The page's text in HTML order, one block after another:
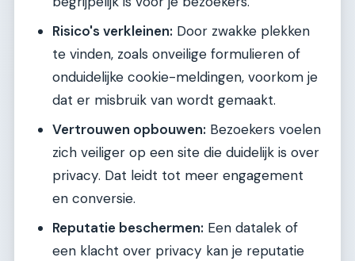
Risico's verkleinen: Door zwakke plekken
te vinden, zoals onveilige formulieren of
onduidelijke cookie-meldingen, voorkom je
dat er misbruik van wordt gemaakt.
Vertrouwen opbouwen: Bezoekers voelen
zich veiliger op een site die duidelijk is over
privacy. Dat leidt tot meer engagement
en conversie.
Reputatie beschermen: Een datalek of
een klacht over privacy kan je reputatie